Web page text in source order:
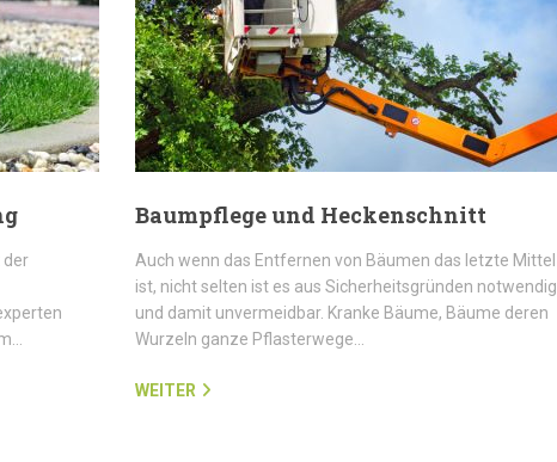
der
Baumpflege und Heckenschnitt
Auch wenn das Entfernen von Bäumen das letzte Mittel
ist, nicht selten ist es aus Sicherheitsgründen notwendig
und damit unvermeidbar. Kranke Bäume, Bäume deren
Wurzeln ganze Pflasterwege…
WEITER